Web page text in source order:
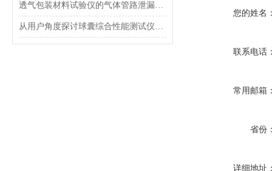
透气包装材料试验仪的气体管路泄漏防护与废气排放系统详解
从用户角度探讨球囊综合性能测试仪的故障问题
您的姓名
联系电话
常用邮箱
省份
详细地址